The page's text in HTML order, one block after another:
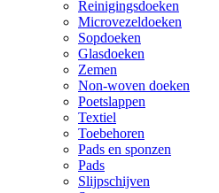
Reinigingsdoeken
Microvezeldoeken
Sopdoeken
Glasdoeken
Zemen
Non-woven doeken
Poetslappen
Textiel
Toebehoren
Pads en sponzen
Pads
Slijpschijven